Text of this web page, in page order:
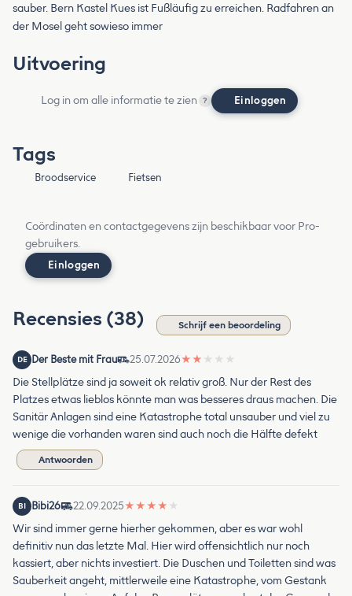
sauber. Bern Kastel Kues ist Fußläufig zu erreichen. Radfahren an
der Mosel geht sowieso immer
Uitvoering
Log in om alle informatie te zien ? Einloggen
Tags
Broodservice Fietsen
Coördinaten en contactgegevens zijn beschikbaar voor Pro-
gebruikers.
Einloggen
Recensies (38) Schrijf een beoordeling
DE Der Beste mit Frau 25.07.2026★ ★ ★ ★ ★
Die Stellplätze sind ja soweit ok relativ groß. Nur der Rest des
Platzes etwas lieblos könnte man was besseres draus machen. Die
Sanitär Anlagen sind eine Katastrophe total unsauber und viel zu
wenige die vorhanden waren sind auch noch die Hälfte defekt
Antwoorden
BI Bibi26 22.09.2025★ ★ ★ ★ ★
Wir sind immer gerne hierher gekommen, aber es war wohl
definitiv nun das letzte Mal. Hier wird offensichtlich nur noch
kassiert, aber nichts investiert. Die Duschen und Toiletten sind was
Sauberkeit angeht, mittlerweile eine Katastrophe, vom Gestank